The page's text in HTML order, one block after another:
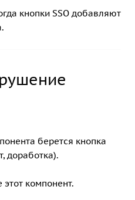
кнопки SSO добавляют
берется кнопка
доработка).
компонент.